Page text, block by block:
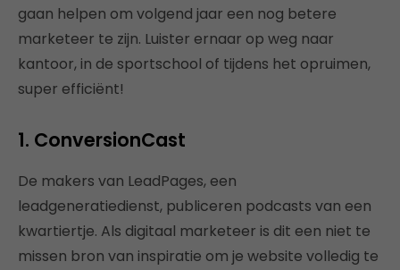
gaan helpen om volgend jaar een nog betere
marketeer te zijn. Luister ernaar op weg naar
kantoor, in de sportschool of tijdens het opruimen,
super efficiënt!
1. ConversionCast
De makers van LeadPages, een
leadgeneratiedienst, publiceren podcasts van een
kwartiertje. Als digitaal marketeer is dit een niet te
missen bron van inspiratie om je website volledig te